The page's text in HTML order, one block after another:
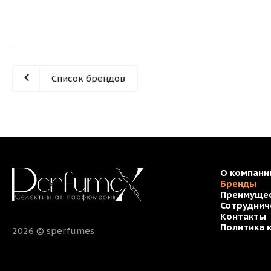
Список брендов
2026 © sperfumes
О
Бренды
Контакты
Политика